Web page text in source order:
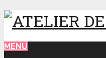
MENU